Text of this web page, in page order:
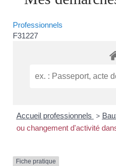
Professionnels
F31227
Accueil professionnels >
ou changement d'activité
Fiche pratique